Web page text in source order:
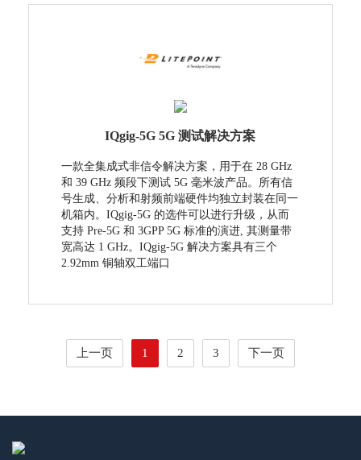
IQgig-5G 5G 测试解决方案
一款全集成式非信令解决方案，用于在 28 GHz
和 39 GHz 频段下测试 5G 毫米波产品。所有信
号生成、分析和射频前端硬件均独立封装在同一
机箱内。IQgig-5G 的选件可以进行升级，从而
支持 Pre-5G 和 3GPP 5G 标准的演进, 其测量带
宽高达 1 GHz。IQgig-5G 解决方案具有三个
2.92mm 铜轴双工端口
上一页 1 2 3 下一页